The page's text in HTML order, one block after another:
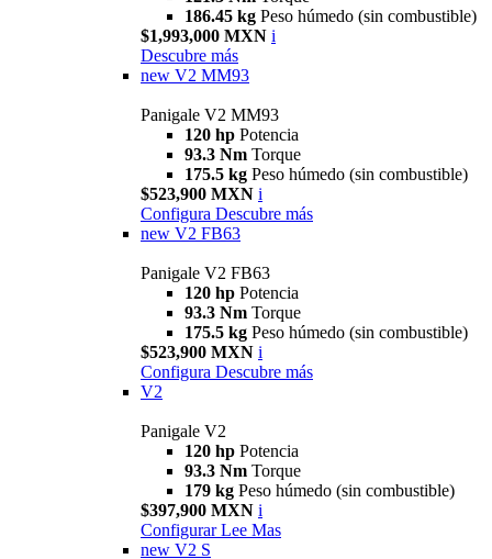
186.45 kg Peso húmedo (sin combustible)
$1,993,000 MXN i
Descubre más
new V2 MM93
Panigale V2 MM93
120 hp Potencia
93.3 Nm Torque
175.5 kg Peso húmedo (sin combustible)
$523,900 MXN i
Configura Descubre más
new V2 FB63
Panigale V2 FB63
120 hp Potencia
93.3 Nm Torque
175.5 kg Peso húmedo (sin combustible)
$523,900 MXN i
Configura Descubre más
V2
Panigale V2
120 hp Potencia
93.3 Nm Torque
179 kg Peso húmedo (sin combustible)
$397,900 MXN i
Configurar Lee Mas
new V2 S